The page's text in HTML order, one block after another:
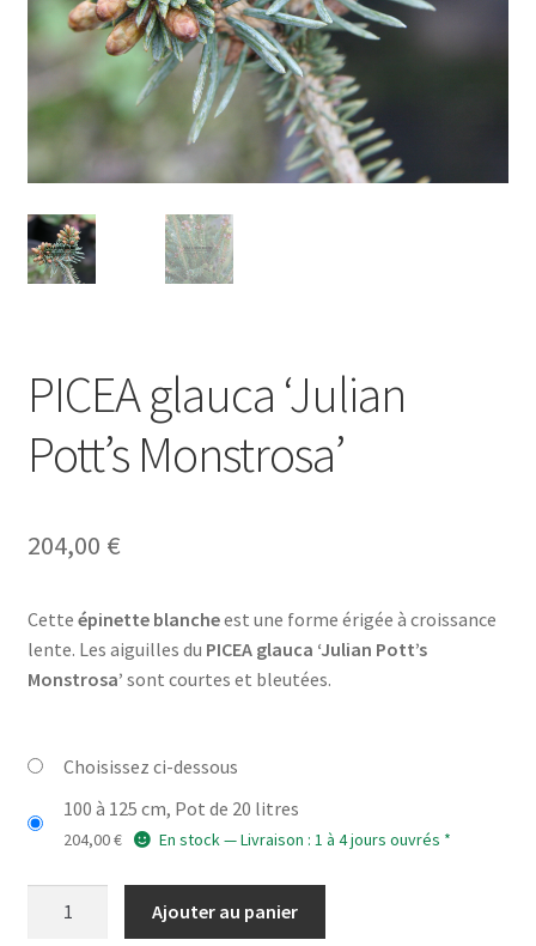
PICEA glauca ‘Julian
Pott’s Monstrosa’
204,00 €
Cette épinette blancheest une forme érigée à croissance
lente. Les aiguilles du PICEA glauca ‘Julian Pott’s
Monstrosa’ sont courtes et bleutées.
Choisissez ci-dessous
100 à 125 cm, Pot de 20 litres
204,00€ En stock — Livraison : 1 à 4 jours ouvrés *
Ajouter au panier